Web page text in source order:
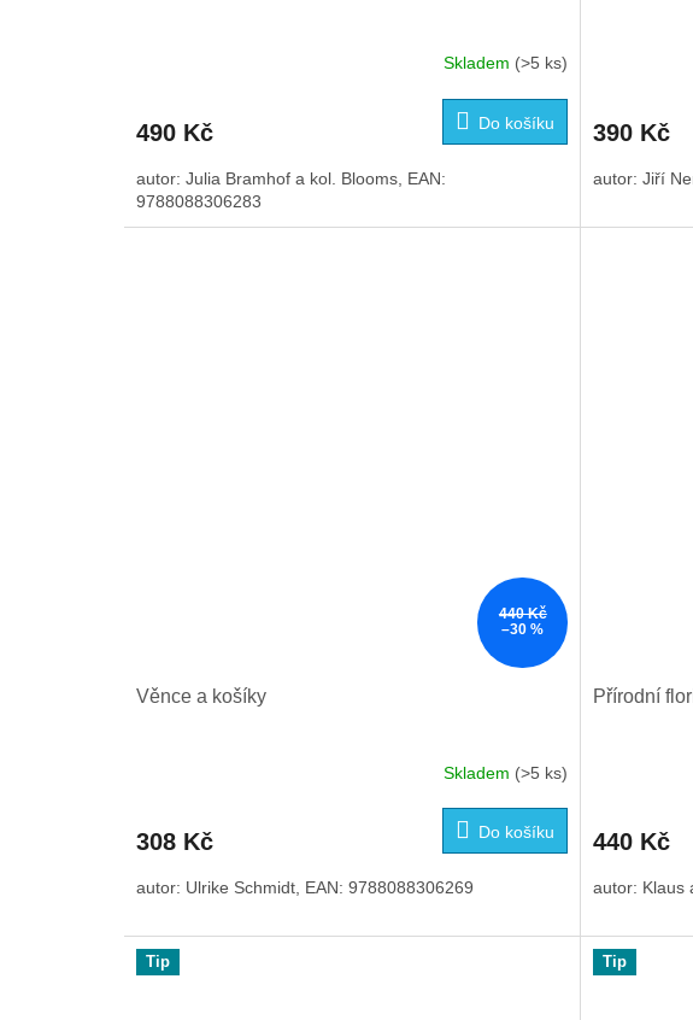
je
z
5
hvězdiček.
Skladem (>5 ks)
490 Kč Do košíku
autor: Julia Bramhof a kol. Blooms, EAN:
9788088306283
390 Kč
autor: Jiří
440 Kč
–30 %
Věnce a košíky
Skladem (>5 ks)
308 Kč Do košíku
autor: Ulrike Schmidt, EAN: 9788088306269
Přírodní
440 Kč
autor: Klaus
Tip Tip